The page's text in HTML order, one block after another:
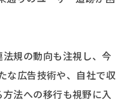
規の動向も注視し、今
な広告技術や、自社で収
法への移行も視野に入